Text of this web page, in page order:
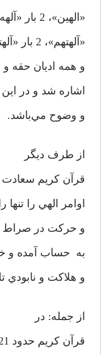
«الهين»، 2 بار «آلهه»، 18 بار «آلهتك»، 1 بار «آلهتكم»، 4 بار «آْهتنا»، 8 بار
«آلهتهم»، 2 بار «آلهتي» براي اين است كه در اين مكتب، محور همه اشياء و همه هستي
و همه اديان حقه
اشاره شد و در
و وضوح مي‌باشد.
از طرف ديگر
قرآن كريم سعادت
اوامر الهي را
و حركت در صراط
به حساب آمده و
و هلاكت و
از جمله: در
قرآن كريم حدود 21 بار كلمه «اعبدوا» را به صورت جمع و خطاب به همه انسانها از